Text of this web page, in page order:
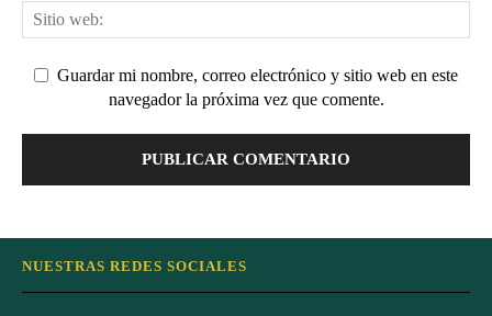
Guardar mi nombre, correo electrónico y sitio web en este
navegador la próxima vez que comente.
NUESTRAS REDES SOCIALES